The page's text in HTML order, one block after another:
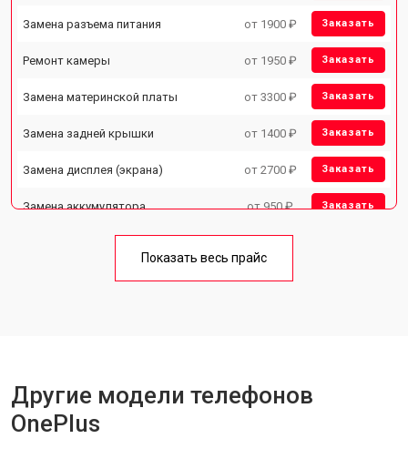
Замена разъема питания от 1900 ₽ Заказать
Ремонт камеры от 1950 ₽ Заказать
Замена материнской платы от 3300 ₽ Заказать
Замена задней крышки от 1400 ₽ Заказать
Замена дисплея (экрана) от 2700 ₽ Заказать
Замена аккумулятора от 950 ₽ Заказать
Ремонт цепи питания от 3200 ₽
Показать весь прайс
Другие модели телефонов
OnePlus